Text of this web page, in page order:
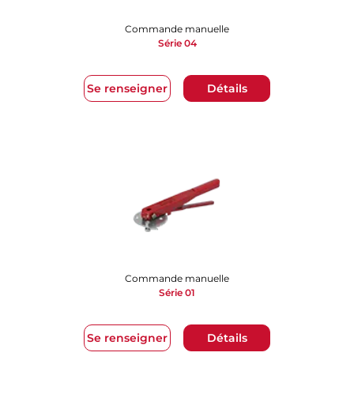
Se renseigner Détails
Commande manuelle
Série 04
Se renseigner Détails
Commande manuelle
Série 01